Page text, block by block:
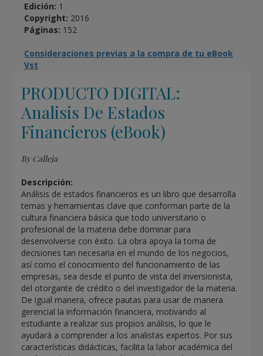
Edición: 1
Copyright: 2016
Páginas: 152
Consideraciones previas a la compra de tu eBook
Vst
PRODUCTO DIGITAL:
Analisis De Estados
Financieros (eBook)
By Calleja
Descripción:
Análisis de estados financieros es un libro que desarrolla
temas y herramientas clave que conforman parte de la
cultura financiera básica que todo universitario o
profesional de la materia debe dominar para
desenvolverse con éxito. La obra apoya la toma de
decisiones tan necesaria en el mundo de los negocios,
así como el conocimiento del funcionamiento de las
empresas, sea desde el punto de vista del inversionista,
del otorgante de crédito o del investigador de la materia.
De igual manera, ofrece pautas para usar de manera
gerencial la información financiera, motivando al
estudiante a realizar sus propios análisis, lo que le
ayudará a comprender a los analistas expertos. Por sus
características didácticas, facilita la labor académica del